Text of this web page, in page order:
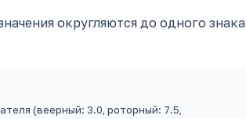
округляются до одного знака
(веерный: 3.0, роторный: 7.5,